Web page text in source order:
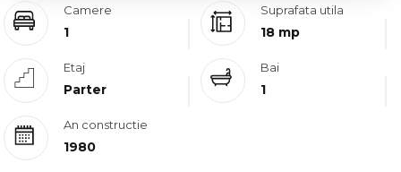
Camere
1
Suprafata utila
18 mp
Etaj
Parter
Bai
1
An constructie
1980